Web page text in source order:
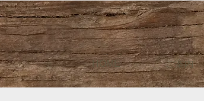
HOME ご案内